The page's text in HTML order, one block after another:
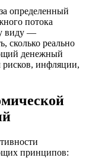
определенный
потока
виду —
сколько реально
денежный
рисков, инфляции,
принципов: